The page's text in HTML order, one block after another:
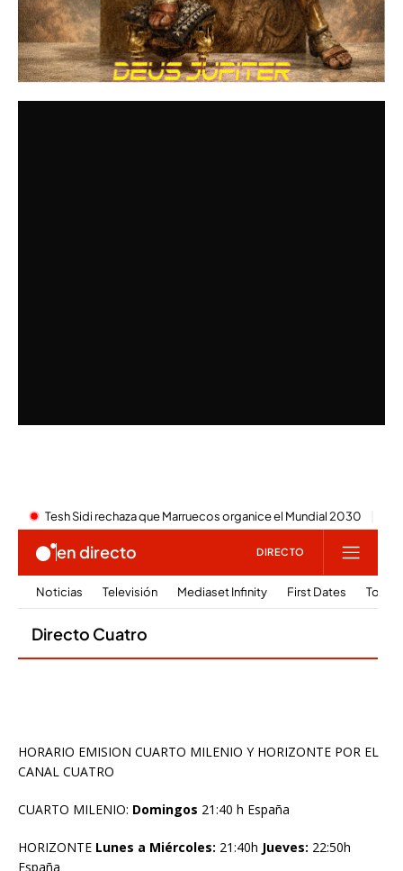
HORARIO EMISION CUARTO MILENIO Y HORIZONTE POR EL
CANAL CUATRO
CUARTO MILENIO: Domingos 21:40 h España
HORIZONTE Lunes a Miércoles: 21:40h Jueves: 22:50h
España